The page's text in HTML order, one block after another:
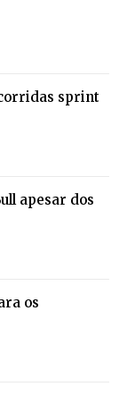
sprint
apesar dos
os